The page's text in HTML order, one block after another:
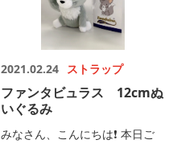
2021.02.24 ストラップ
ファンタビュラス 12cmぬ
いぐるみ
みなさん、こんにちは❗️ 本日ご